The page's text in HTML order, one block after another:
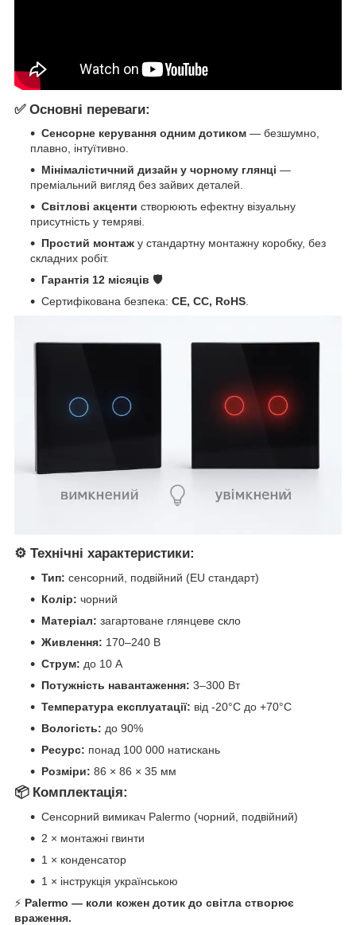
✅ Основні переваги:
Сенсорне керування одним дотиком — безшумно,
плавно, інтуїтивно.
Мінімалістичний дизайн у чорному глянці —
преміальний вигляд без зайвих деталей.
Світлові акценти створюють ефектну візуальну
присутність у темряві.
Простий монтаж у стандартну монтажну коробку, без
складних робіт.
Гарантія 12 місяців 🛡️
Сертифікована безпека: CE, CC, RoHS.
⚙️ Технічні характеристики:
Тип: сенсорний, подвійний (EU стандарт)
Колір: чорний
Матеріал: загартоване глянцеве скло
Живлення: 170–240 В
Струм: до 10 А
Потужність навантаження: 3–300 Вт
Температура експлуатації: від -20°C до +70°C
Вологість: до 90%
Ресурс: понад 100 000 натискань
Розміри: 86 × 86 × 35 мм
📦 Комплектація:
Сенсорний вимикач Palermo (чорний, подвійний)
2 × монтажні гвинти
1 × конденсатор
1 × інструкція українською
⚡ Palermo — коли кожен дотик до світла створює
враження.